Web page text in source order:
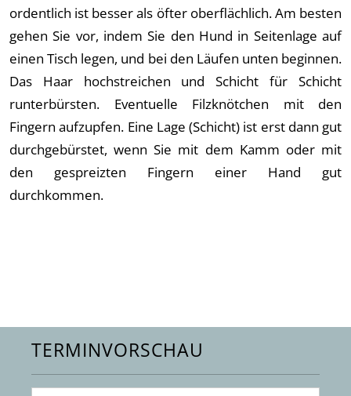
ordentlich ist besser als öfter oberflächlich. Am besten
gehen Sie vor, indem Sie den Hund in Seitenlage auf
einen Tisch legen, und bei den Läufen unten beginnen.
Das Haar hochstreichen und Schicht für Schicht
runterbürsten. Eventuelle Filzknötchen mit den
Fingern aufzupfen. Eine Lage (Schicht) ist erst dann gut
durchgebürstet, wenn Sie mit dem Kamm oder mit
den gespreizten Fingern einer Hand gut
durchkommen.
TERMINVORSCHAU